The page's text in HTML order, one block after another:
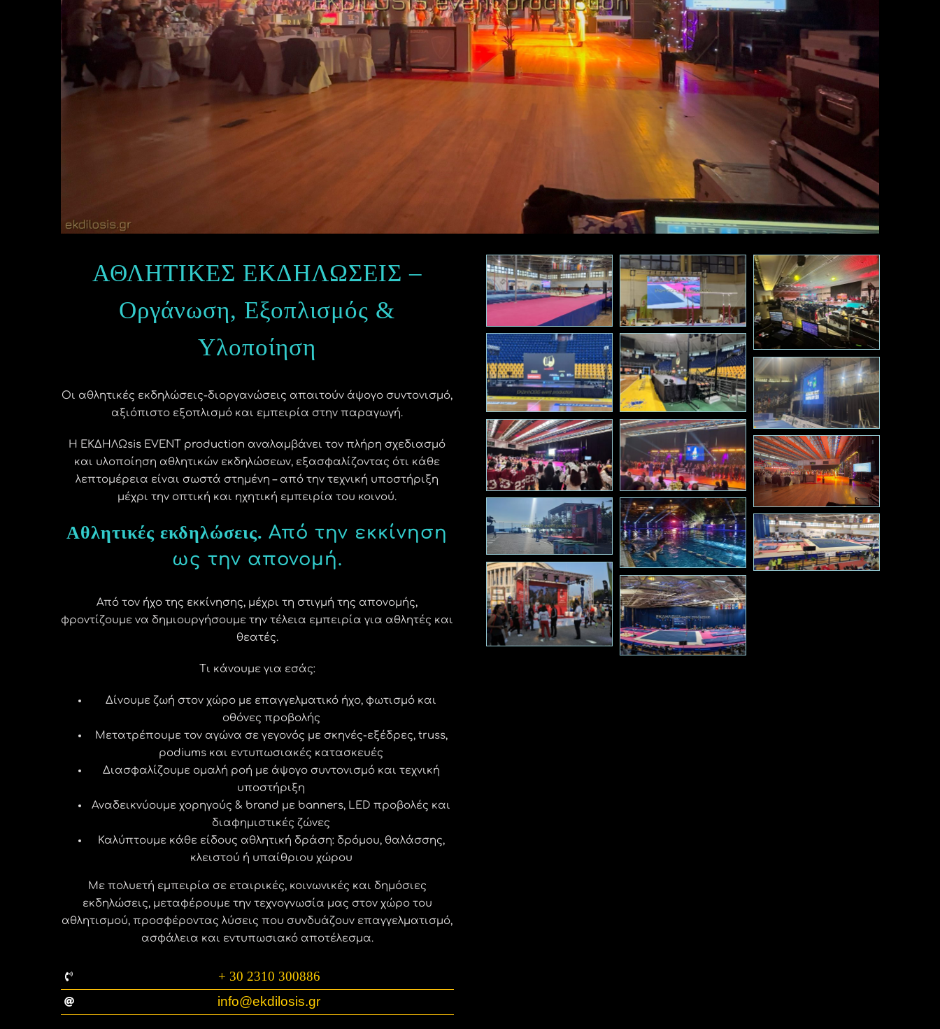
ΑΘΛΗΤΙΚΕΣ ΕΚΔΗΛΩΣΕΙΣ –
Οργάνωση, Εξοπλισμός &
Υλοποίηση
Οι αθλητικές εκδηλώσεις-διοργανώσεις απαιτούν άψογο συντονισμό,
αξιόπιστο εξοπλισμό και εμπειρία στην παραγωγή.
Η ΕΚΔΗΛΩsis EVENT production αναλαμβάνει τον πλήρη σχεδιασμό
και υλοποίηση αθλητικών εκδηλώσεων, εξασφαλίζοντας ότι κάθε
λεπτομέρεια είναι σωστά στημένη – από την τεχνική υποστήριξη
μέχρι την οπτική και ηχητική εμπειρία του κοινού.
Αθλητικές εκδηλώσεις.Από την εκκίνηση
ως την απονομή.
Από τον ήχο της εκκίνησης, μέχρι τη στιγμή της απονομής,
φροντίζουμε να δημιουργήσουμε την τέλεια εμπειρία για αθλητές και
θεατές.
Τι κάνουμε για εσάς:
Δίνουμε ζωή στον χώρο με επαγγελματικό ήχο, φωτισμό και
οθόνες προβολής
Μετατρέπουμε τον αγώνα σε γεγονός με σκηνές-εξέδρες, truss,
podiums και εντυπωσιακές κατασκευές
Διασφαλίζουμε ομαλή ροή με άψογο συντονισμό και τεχνική
υποστήριξη
Αναδεικνύουμε χορηγούς & brand με banners, LED προβολές και
διαφημιστικές ζώνες
Καλύπτουμε κάθε είδους αθλητική δράση: δρόμου, θαλάσσης,
κλειστού ή υπαίθριου χώρου
Με πολυετή εμπειρία σε εταιρικές, κοινωνικές και δημόσιες
εκδηλώσεις, μεταφέρουμε την τεχνογνωσία μας στον χώρο του
αθλητισμού, προσφέροντας λύσεις που συνδυάζουν επαγγελματισμό,
ασφάλεια και εντυπωσιακό αποτέλεσμα.
+ 30 2310 300886
info@ekdilosis.gr